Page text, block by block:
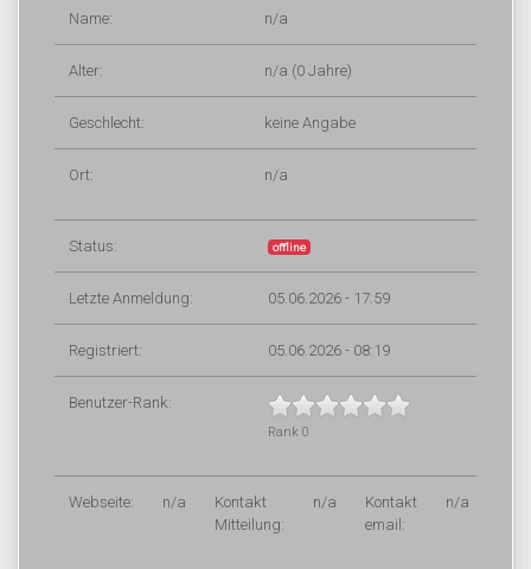
Name: n/a
Alter: n/a (0 Jahre)
Geschlecht: keine Angabe
Ort: n/a
Status: offline
Letzte Anmeldung: 05.06.2026 - 17:59
Registriert: 05.06.2026 - 08:19
Benutzer-Rank:
Rank 0
Webseite: n/a
Kontakt
Mitteilung:
n/a
Kontakt
email:
n/a